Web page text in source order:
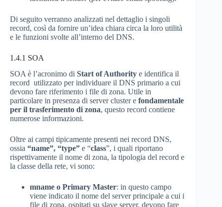
Di seguito verranno analizzati nel dettaglio i singoli
record, così da fornire un’idea chiara circa la loro utilità
e le funzioni svolte all’interno del DNS.
1.4.1 SOA
SOA è l’acronimo di Start of Authority e identifica il
record utilizzato per individuare il DNS primario a cui
devono fare riferimento i file di zona. Utile in
particolare in presenza di server cluster e fondamentale
per il trasferimento di zona, questo record contiene
numerose informazioni.
Oltre ai campi tipicamente presenti nei record DNS,
ossia “name”, “type” e “class”, i quali riportano
rispettivamente il nome di zona, la tipologia del record e
la classe della rete, vi sono:
mname o Primary Master: in questo campo
viene indicato il nome del server principale a cui i
file di zona, ospitati su slave server, devono fare